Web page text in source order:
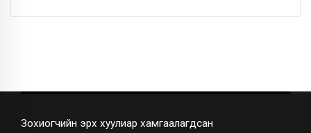
Зохиогчийн эрх хуулиар хамгаалагдсан